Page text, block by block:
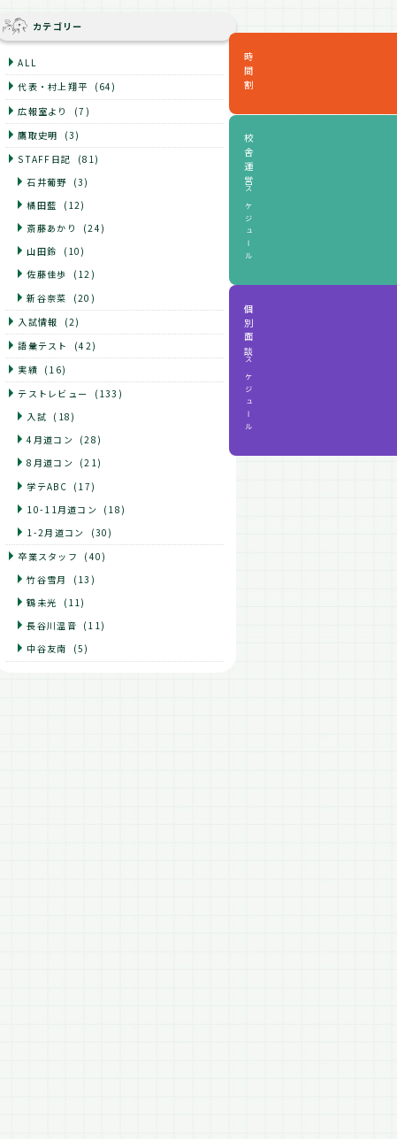
カテゴリー
ALL
代表・村上翔平
(64)
広報室より
(7)
鷹取史明
(3)
STAFF日記
(81)
石井葡野 (3)
橘田藍
(12)
斎藤あかり
(24)
山田鈴
(10)
佐藤佳歩
(12)
新谷奈菜
(20)
入試情報
(2)
語彙テスト
(42)
実績 (16)
テストレビュー
(133)
入試 (18)
4月道コン
(28)
8月道コン
(21)
学テABC (17)
10-11月道コン
(18)
1-2月道コン
(30)
卒業スタッフ
(40)
竹谷雪月
(13)
鶴未光
(11)
長谷川温音 (11)
中谷友南
(5)
時間割
校舎運営
スケジュール
個別面談
スケジュール